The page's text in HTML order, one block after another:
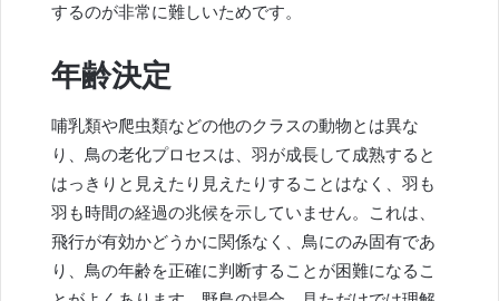
するのが非常に難しいためです。
年齢決定
哺乳類や爬虫類などの他のクラスの動物とは異な
り、鳥の老化プロセスは、羽が成長して成熟すると
はっきりと見えたり見えたりすることはなく、羽も
羽も時間の経過の兆候を示していません。これは、
飛行が有効かどうかに関係なく、鳥にのみ固有であ
り、鳥の年齢を正確に判断することが困難になるこ